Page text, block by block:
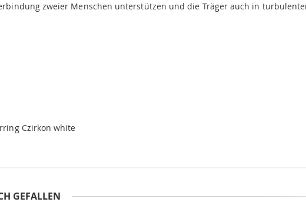
zweier Menschen unterstützen und die Träger auch in
Czirkon white
GEFALLEN